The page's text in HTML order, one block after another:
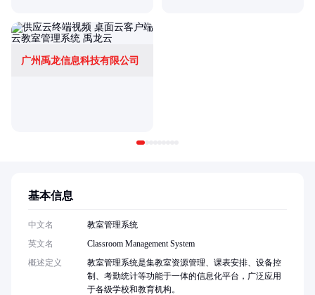
广州禹龙信息科技有限公司
基本信息
中文名
教室管理系统
英文名
Classroom Management System
概述定义
教室管理系统是集教室资源管理、课表安排、设备控
制、考勤统计等功能于一体的信息化平台，广泛应用
于各级学校和教育机构。